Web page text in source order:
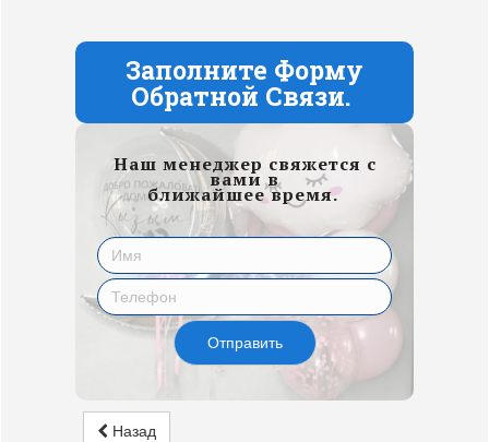
Заполните Форму
Обратной Связи.
Наш менеджер свяжется с
вами в
ближайшее время.
Отправить
Назад